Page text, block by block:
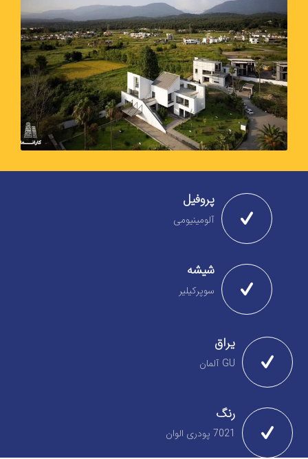
پروفیل
آلومینیومی
شیشه
سوپرکیلیر
یراق
GU آلمان
رنگ
7021 پودری الوان